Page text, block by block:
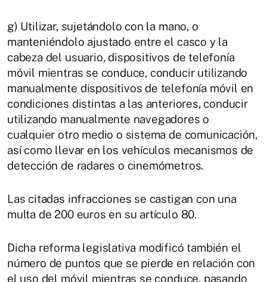
g) Utilizar, sujetándolo con la mano, o
manteniéndolo ajustado entre el casco y la
cabeza del usuario, dispositivos de telefonía
móvil mientras se conduce, conducir utilizando
manualmente dispositivos de telefonía móvil en
condiciones distintas a las anteriores, conducir
utilizando manualmente navegadores o
cualquier otro medio o sistema de comunicación,
así como llevar en los vehículos mecanismos de
detección de radares o cinemómetros.
Las citadas infracciones se castigan con una
multa de 200 euros en su artículo 80.
Dicha reforma legislativa modificó también el
número de puntos que se pierde en relación con
el uso del móvil mientras se conduce, pasando